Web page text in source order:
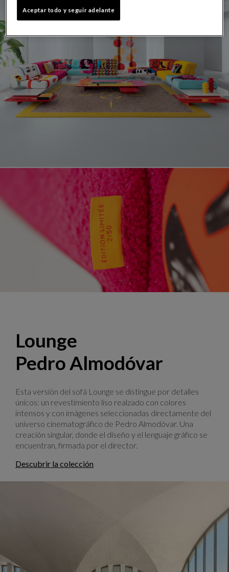
Lounge "El Deseo", design Hans Hopfer
Lounge
Pedro Almodóvar
Esta versión del sofá Lounge se distingue por detalles
únicos: un revestimiento liso realzado con colores
intensos y con imágenes seleccionadas directamente del
universo cinematográfico de Pedro Almodóvar. Una
creación singular, donde el diseño y el lenguaje gráfico se
encuentran, firmada por el director.
Descubrir la colección
Aceptar todo y seguir adelante